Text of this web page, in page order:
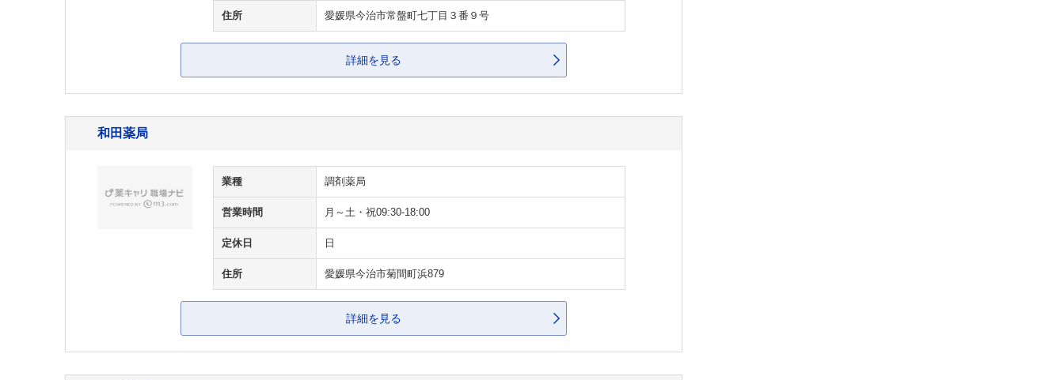
住所 愛媛県今治市常盤町七丁目３番９号
詳細を見る
和田薬局
業種 調剤薬局
営業時間 月～土・祝09:30-18:00
定休日 日
住所 愛媛県今治市菊間町浜879
詳細を見る